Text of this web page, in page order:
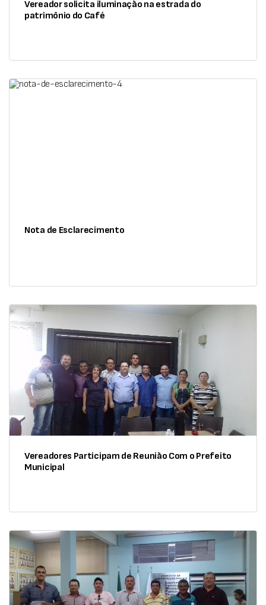
Vereador solicita iluminação na estrada do
patrimônio do Café
Nota de Esclarecimento
Vereadores Participam de Reunião Com o Prefeito
Municipal